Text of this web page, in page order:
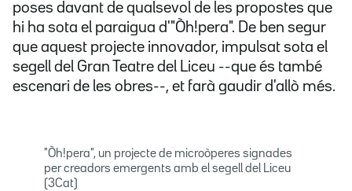
poses davant de qualsevol de les propostes que
hi ha sota el paraigua d'"Òh!pera". De ben segur
que aquest projecte innovador, impulsat sota el
segell del Gran Teatre del Liceu --que és també
escenari de les obres--, et farà gaudir d'allò més.
"Òh!pera", un projecte de microòperes signades
per creadors emergents amb el segell del Liceu
(3Cat)